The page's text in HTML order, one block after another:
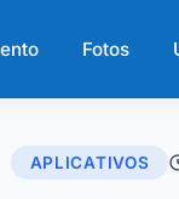
Fotos
APLICATIVOS